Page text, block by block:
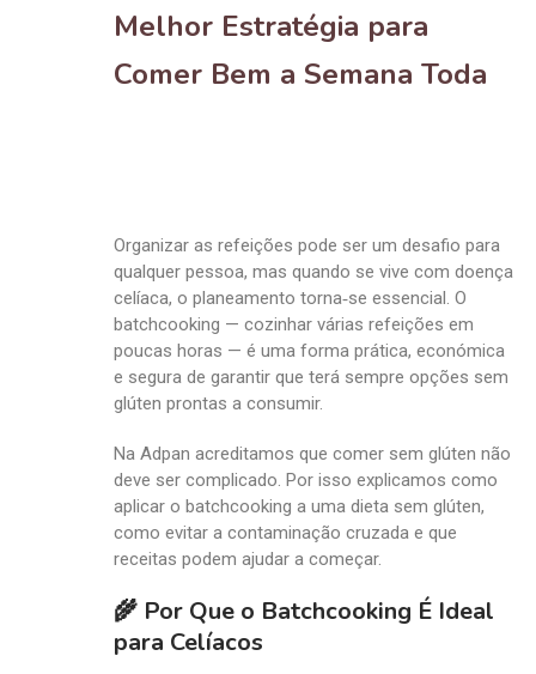
Melhor Estratégia para
Comer Bem a Semana Toda
Organizar as refeições pode ser um desafio para
qualquer pessoa, mas quando se vive com doença
celíaca, o planeamento torna‑se essencial. O
batchcooking — cozinhar várias refeições em
poucas horas — é uma forma prática, económica
e segura de garantir que terá sempre opções sem
glúten prontas a consumir.
Na Adpan acreditamos que comer sem glúten não
deve ser complicado. Por isso explicamos como
aplicar o batchcooking a uma dieta sem glúten,
como evitar a contaminação cruzada e que
receitas podem ajudar a começar.
🌾 Por Que o Batchcooking É Ideal
para Celíacos